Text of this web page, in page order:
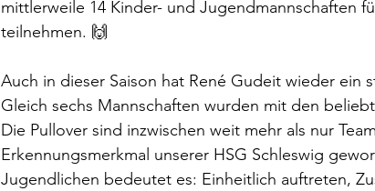
mittlerweile 14 Kinder- und Jugendmannschaften
teilnehmen. 🙌
Auch in dieser Saison hat René Gudeit wieder ein
Gleich sechs Mannschaften wurden mit den
Die Pullover sind inzwischen weit mehr als nur
Erkennungsmerkmal unserer HSG Schleswig
Jugendlichen bedeutet es: Einheitlich auftreten,